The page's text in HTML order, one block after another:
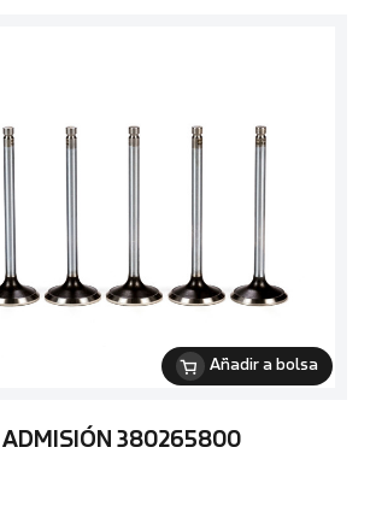
Añadir a bolsa
ADMISIÓN 380265800